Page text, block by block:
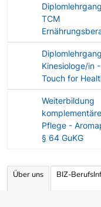
TCM
Diplomlehrgang
Kinesiologe/in -
Touch for
Weiterbildung
komplementäre
Pflege -
§ 64 GuKG
Über uns BIZ-